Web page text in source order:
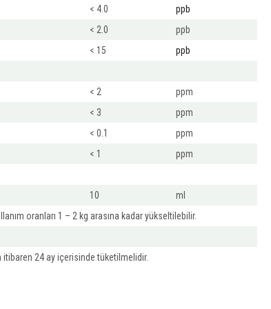
< 4.0
ppb
< 2.0
ppb
< 15
ppb
< 2
ppm
< 3
ppm
< 0.1
ppm
< 1
ppm
10
ml
oranları 1 – 2 kg arasına kadar yükseltilebilir.
itibaren 24 ay içerisinde tüketilmelidir.